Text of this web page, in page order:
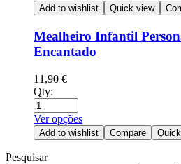
Add to wishlist Quick view
Mealheiro Infantil
Encantado
11,90 €
Qty:
Ver opções
Add to wishlist Compare
Pesquisar